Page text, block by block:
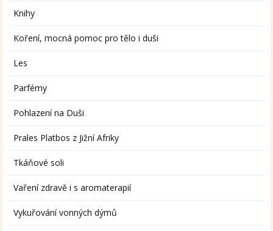
Knihy
Koření, mocná pomoc pro tělo i duši
Les
Parfémy
Pohlazení na Duši
Prales Platbos z Jižní Afriky
Tkáňové soli
Vaření zdravě i s aromaterapií
Vykuřování vonných dýmů